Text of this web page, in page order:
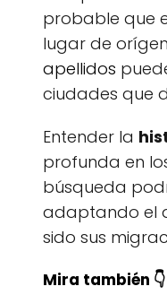
probable que
lugar de
apellidos
ciudades que
Entender la
profunda en
búsqueda
adaptando el
sido sus
Mira también 👇